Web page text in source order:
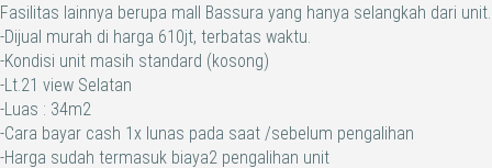
Fasilitas lainnya berupa mall Bassura yang hanya selangkah dari unit.
-Dijual murah di harga 610jt, terbatas waktu.
-Kondisi unit masih standard (kosong)
-Lt.21 view Selatan
-Luas : 34m2
-Cara bayar cash 1x lunas pada saat /sebelum pengalihan
-Harga sudah termasuk biaya2 pengalihan unit